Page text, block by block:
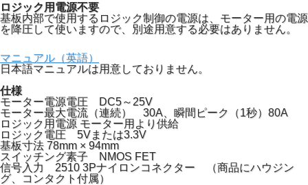
ロジック用電源不要
基板内部で使用するロジック制御の電源は、モーター用の電源
を降圧して使いますので、別途用意する必要はありません。
マニュアル（英語）
日本語マニュアルは用意しておりません。
仕様
モーター電源電圧 DC5～25V
モーター最大電流（連続） 30A、瞬間ピーク（1秒）80A
ロジック用電源 モーター用より供給
ロジック電圧 5Vまたは3.3V
基板寸法 78mm × 94mm
スイッチング素子 NMOS FET
信号入力 2510 3Pナイロンコネクター （商品にハウジン
グ、コンタクト付属）